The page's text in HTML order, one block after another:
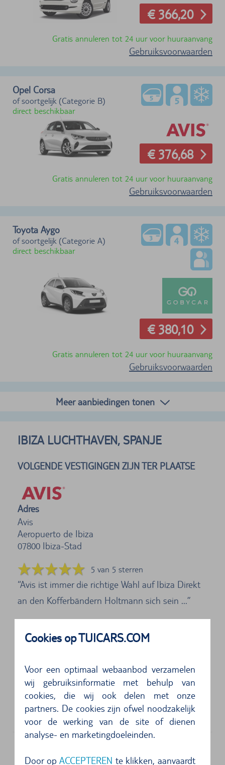
Cookies op TUICARS.COM
Voor een optimaal webaanbod verzamelen
wij gebruiksinformatie met behulp van
cookies, die wij ook delen met onze
partners. De cookies zijn ofwel noodzakelijk
voor de werking van de site of dienen
analyse- en marketingdoeleinden.
Door opACCEPTEREN te klikken, aanvaardt
€ 366,20
Gratis annuleren tot 24 uur voor huuraanvang
Gebruiksvoorwaarden
Opel Corsa
of soortgelijk (Categorie B)
direct beschikbaar
€ 376,68
Gratis annuleren tot 24 uur voor huuraanvang
Gebruiksvoorwaarden
Toyota Aygo
of soortgelijk (Categorie A)
direct beschikbaar
€ 380,10
Gratis annuleren tot 24 uur voor huuraanvang
Gebruiksvoorwaarden
Meer aanbiedingen tonen
IBIZA LUCHTHAVEN, SPANJE
VOLGENDE VESTIGINGEN ZIJN TER PLAATSE
Adres
Avis
Aeropuerto de Ibiza
07800 Ibiza-Stad
5 van 5 sterren
Avis ist immer die richtige Wahl auf Ibiza Direkt
an den Kofferbändern Holtmann sich sein ...
Die Automietung hat sehr gut funktioniert. Wir
4 van 5 sterren
Sehr freundlich. Sehr gutes Fahrzeug. Tank war
leider nicht voll wie vereinbart....